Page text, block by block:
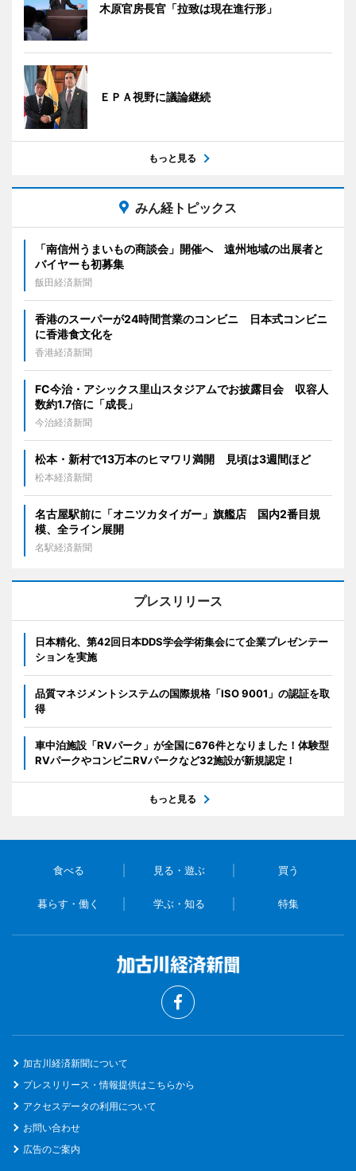
木原官房長官「拉致は現在進行形」
ＥＰＡ視野に議論継続
もっと見る
みん経トピックス
「南信州うまいもの商談会」開催へ 遠州地域の出展者と
バイヤーも初募集
飯田経済新聞
香港のスーパーが24時間営業のコンビニ 日本式コンビニ
に香港食文化を
香港経済新聞
FC今治・アシックス里山スタジアムでお披露目会 収容人
数約1.7倍に「成長」
今治経済新聞
松本・新村で13万本のヒマワリ満開 見頃は3週間ほど
松本経済新聞
名古屋駅前に「オニツカタイガー」旗艦店 国内2番目規
模、全ライン展開
名駅経済新聞
プレスリリース
日本精化、第42回日本DDS学会学術集会にて企業プレゼンテー
ションを実施
品質マネジメントシステムの国際規格「ISO 9001」の認証を取
得
車中泊施設「RVパーク」が全国に676件となりました！体験型
RVパークやコンビニRVパークなど32施設が新規認定！
もっと見る
食べる 見る・遊ぶ 買う
暮らす・働く 学ぶ・知る 特集
加古川経済新聞について
プレスリリース・情報提供はこちらから
アクセスデータの利用について
お問い合わせ
広告のご案内